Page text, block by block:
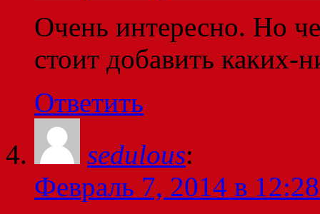
Очень интересно. Но
стоит добавить каких-
Ответить
sedulous:
Февраль 7, 2014 в